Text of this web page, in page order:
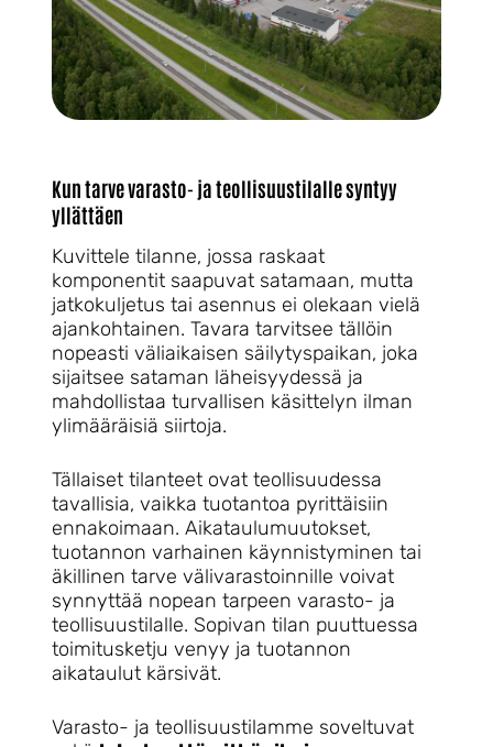
Kun tarve varasto- ja teollisuustilalle syntyy
yllättäen
Kuvittele tilanne, jossa raskaat
komponentit saapuvat satamaan, mutta
jatkokuljetus tai asennus ei olekaan vielä
ajankohtainen. Tavara tarvitsee tällöin
nopeasti väliaikaisen säilytyspaikan, joka
sijaitsee sataman läheisyydessä ja
mahdollistaa turvallisen käsittelyn ilman
ylimääräisiä siirtoja.
Tällaiset tilanteet ovat teollisuudessa
tavallisia, vaikka tuotantoa pyrittäisiin
ennakoimaan. Aikataulumuutokset,
tuotannon varhainen käynnistyminen tai
äkillinen tarve välivarastoinnille voivat
synnyttää nopean tarpeen varasto- ja
teollisuustilalle. Sopivan tilan puuttuessa
toimitusketju venyy ja tuotannon
aikataulut kärsivät.
Varasto- ja teollisuustilamme soveltuvat